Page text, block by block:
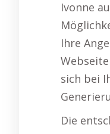
Ivonne
Ihre
sich bei
Die